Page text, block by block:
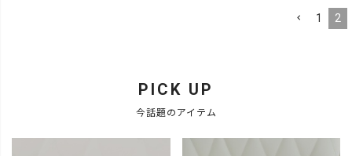
1 2
PICK UP
今話題のアイテム